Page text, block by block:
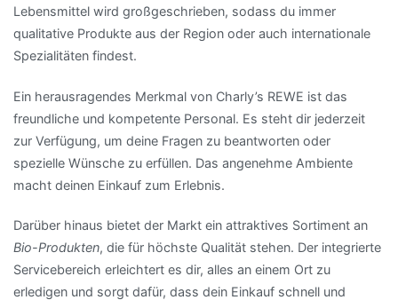
Lebensmittel wird großgeschrieben, sodass du immer
qualitative Produkte aus der Region oder auch internationale
Spezialitäten findest.
Ein herausragendes Merkmal von Charly’s REWE ist das
freundliche und kompetente Personal. Es steht dir jederzeit
zur Verfügung, um deine Fragen zu beantworten oder
spezielle Wünsche zu erfüllen. Das angenehme Ambiente
macht deinen Einkauf zum Erlebnis.
Darüber hinaus bietet der Markt ein attraktives Sortiment an
Bio-Produkten, die für höchste Qualität stehen. Der integrierte
Servicebereich erleichtert es dir, alles an einem Ort zu
erledigen und sorgt dafür, dass dein Einkauf schnell und